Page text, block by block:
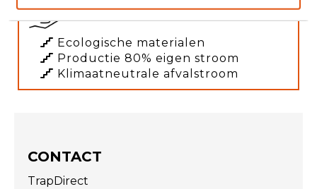
Een bewuste keuze
Ecologische materialen
Productie 80% eigen stroom
Klimaatneutrale afvalstroom
CONTACT
TrapDirect